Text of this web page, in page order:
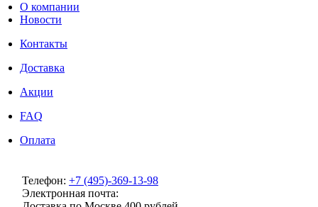
О компании
Новости
Контакты
Доставка
Акции
FAQ
Оплата
Телефон: +7 (495)-369-13-98
Электронная почта: